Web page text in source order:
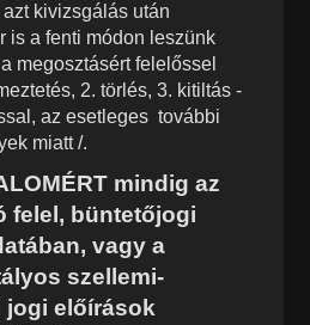
kivizsgálás után
is a fenti módon leszünk
megosztásért felelőssel
2. törlés, 3. kitiltás -
az esetleges további
miatt /.
mindig az
felel, büntetőjogi
vagy a
szellemi-
jogi előírások